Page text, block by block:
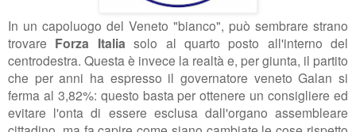
In un capoluogo del Veneto "bianco", può sembrare strano
trovare Forza Italia solo al quarto posto all'interno del
centrodestra. Questa è invece la realtà e, per giunta, il partito
che per anni ha espresso il governatore veneto Galan si
ferma al 3,82%: questo basta per ottenere un consigliere ed
evitare l'onta di essere esclusa dall'organo assembleare